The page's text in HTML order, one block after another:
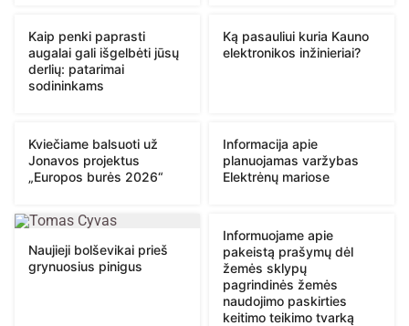
Kaip penki paprasti
augalai gali išgelbėti jūsų
derlių: patarimai
sodininkams
Ką pasauliui kuria Kauno
elektronikos inžinieriai?
Kviečiame balsuoti už
Jonavos projektus
„Europos burės 2026“
Informacija apie
planuojamas varžybas
Elektrėnų mariose
Naujieji bolševikai prieš
grynuosius pinigus
Informuojame apie
pakeistą prašymų dėl
žemės sklypų
pagrindinės žemės
naudojimo paskirties
keitimo teikimo tvarką